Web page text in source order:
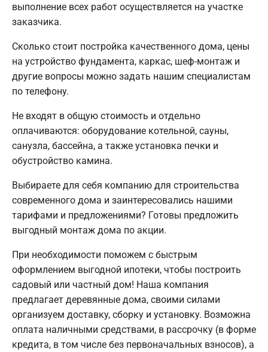
выполнение всех работ осуществляется на участке
заказчика.
Сколько стоит постройка качественного дома, цены
на устройство фундамента, каркас, шеф-монтаж и
другие вопросы можно задать нашим специалистам
по телефону.
Не входят в общую стоимость и отдельно
оплачиваются: оборудование котельной, сауны,
санузла, бассейна, а также установка печки и
обустройство камина.
Выбираете для себя компанию для строительства
современного дома и заинтересовались нашими
тарифами и предложениями? Готовы предложить
выгодный монтаж дома по акции.
При необходимости поможем с быстрым
оформлением выгодной ипотеки, чтобы построить
садовый или частный дом! Наша компания
предлагает деревянные дома, своими силами
организуем доставку, сборку и установку. Возможна
оплата наличными средствами, в рассрочку (в форме
кредита, в том числе без первоначальных взносов), а